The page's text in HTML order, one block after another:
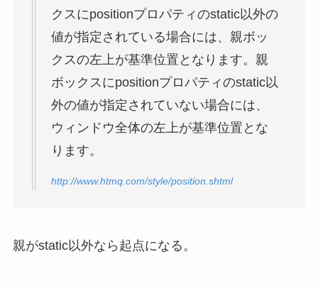
クスにpositionプロパティのstatic以外の
値が指定されている場合には、親ボッ
クスの左上が基準位置となります。親
ボックスにpositionプロパティのstatic以
外の値が指定されていない場合には、
ウィンドウ全体の左上が基準位置とな
ります。
http://www.htmq.com/style/position.shtml
親がstatic以外なら起点になる。